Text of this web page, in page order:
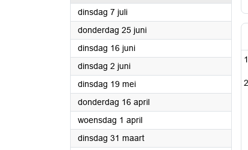
dinsdag 7 juli2026
donderdag 25 juni2026
dinsdag 16 juni2026
dinsdag 2 juni2026
dinsdag 19 mei2026
donderdag 16 april2026
woensdag 1 april2026
dinsdag 31 maart2026